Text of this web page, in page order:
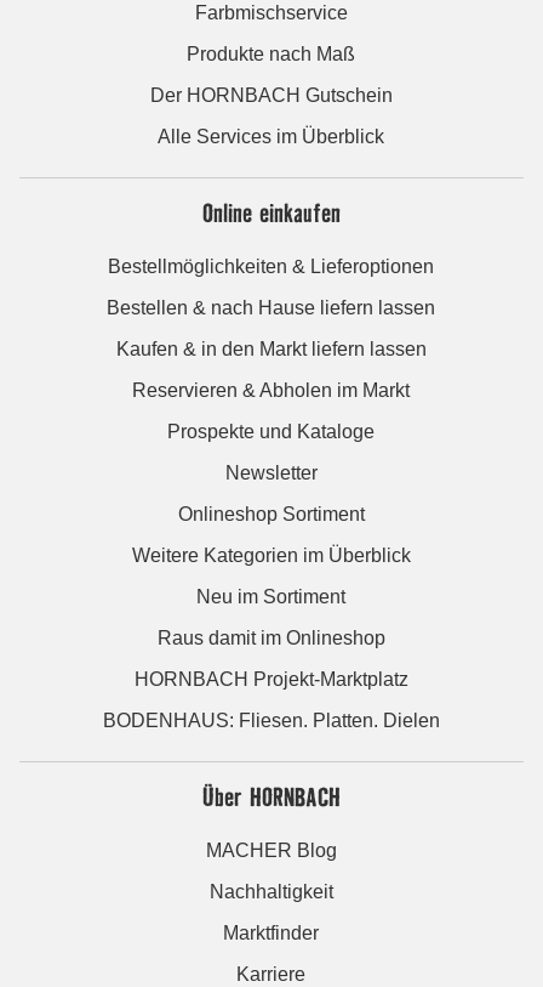
Farbmischservice
Produkte nach Maß
Der HORNBACH Gutschein
Alle Services im Überblick
Online einkaufen
Bestellmöglichkeiten & Lieferoptionen
Bestellen & nach Hause liefern lassen
Kaufen & in den Markt liefern lassen
Reservieren & Abholen im Markt
Prospekte und Kataloge
Newsletter
Onlineshop Sortiment
Weitere Kategorien im Überblick
Neu im Sortiment
Raus damit im Onlineshop
HORNBACH Projekt-Marktplatz
BODENHAUS: Fliesen. Platten. Dielen
Über HORNBACH
MACHER Blog
Nachhaltigkeit
Marktfinder
Karriere